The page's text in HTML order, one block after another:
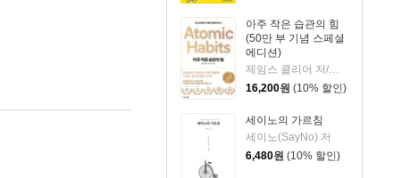
아주 작은 습관의 힘
(50만 부 기념 스페셜
에디션)
제임스 클리어 저/이한이 역
16,200원 (10% 할인)
세이노의 가르침
세이노(SayNo) 저
6,480원 (10% 할인)